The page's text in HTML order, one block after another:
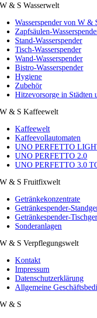
W & S Wasserwelt
Wasserspender von W &
Zapfsäulen-
Stand-Wasserspender
Tisch-Wasserspender
Wand-Wasserspender
Bistro-Wasserspender
Hygiene
Zubehör
Hitzevorsorge in Städten
W & S Kaffeewelt
Kaffeewelt
Kaffeevollautomaten
UNO PERFETTO
UNO PERFETTO 2.0
UNO PERFETTO 3.0
W & S Fruitfixwelt
Getränkekonzentrate
Getränkespender-
Getränkespender-
Sonderanlagen
W & S Verpflegungswelt
Kontakt
Impressum
Datenschutzerklärung
Allgemeine
W & S